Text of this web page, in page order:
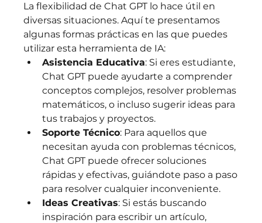
La flexibilidad de Chat GPT lo hace útil en
diversas situaciones. Aquí te presentamos
algunas formas prácticas en las que puedes
utilizar esta herramienta de IA:
Asistencia Educativa: Si eres estudiante,
Chat GPT puede ayudarte a comprender
conceptos complejos, resolver problemas
matemáticos, o incluso sugerir ideas para
tus trabajos y proyectos.
Soporte Técnico: Para aquellos que
necesitan ayuda con problemas técnicos,
Chat GPT puede ofrecer soluciones
rápidas y efectivas, guiándote paso a paso
para resolver cualquier inconveniente.
Ideas Creativas: Si estás buscando
inspiración para escribir un artículo,